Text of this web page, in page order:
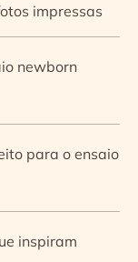
impressas
newborn
para o ensaio
inspiram